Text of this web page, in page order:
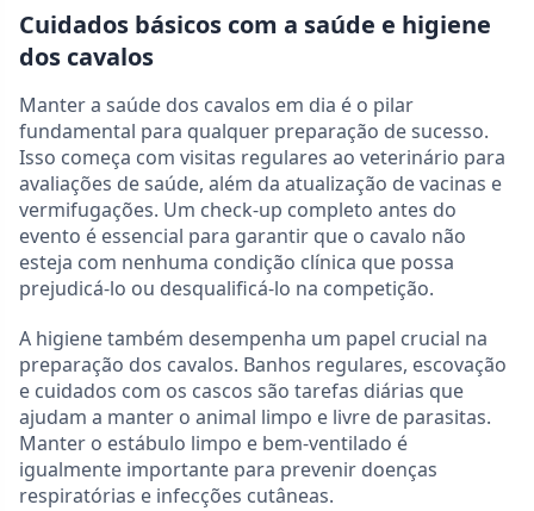
Cuidados básicos com a saúde e higiene
dos cavalos
Manter a saúde dos cavalos em dia é o pilar
fundamental para qualquer preparação de sucesso.
Isso começa com visitas regulares ao veterinário para
avaliações de saúde, além da atualização de vacinas e
vermifugações. Um check-up completo antes do
evento é essencial para garantir que o cavalo não
esteja com nenhuma condição clínica que possa
prejudicá-lo ou desqualificá-lo na competição.
A higiene também desempenha um papel crucial na
preparação dos cavalos. Banhos regulares, escovação
e cuidados com os cascos são tarefas diárias que
ajudam a manter o animal limpo e livre de parasitas.
Manter o estábulo limpo e bem-ventilado é
igualmente importante para prevenir doenças
respiratórias e infecções cutâneas.